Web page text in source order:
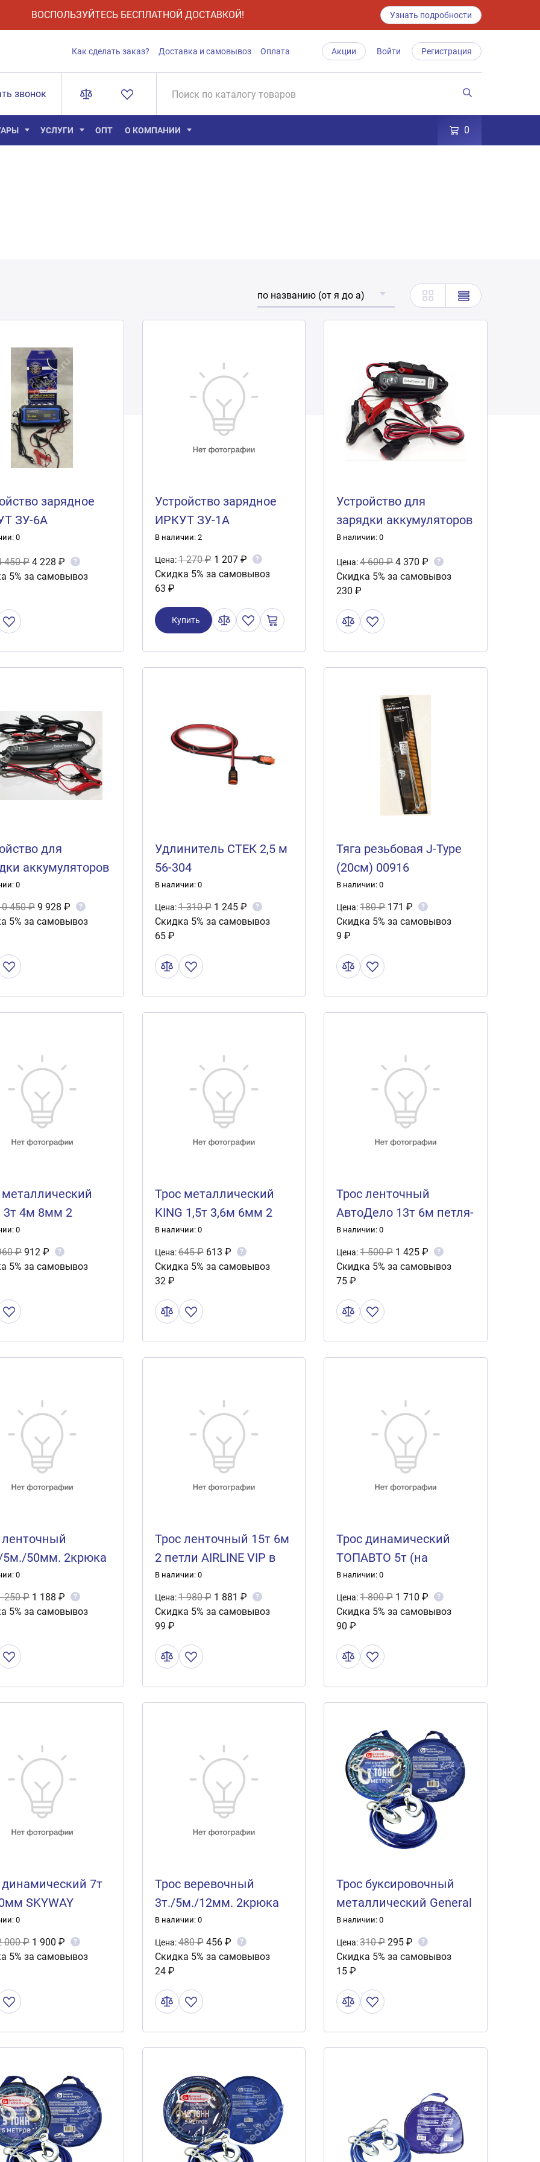
ВОСПОЛЬЗУЙТЕСЬ БЕСПЛАТНОЙ ДОСТАВКОЙ! Узнать подробности
Как сделать заказ? Доставка и самовывоз Оплата Акции Войти Регистрация
звонок
УСЛУГИ ОПТ О КОМПАНИИ 0
по названию (от я до а)
зарядное
ЗУ-6А
0
450 ₽ 4 228 ₽ ?
5% за самовывоз
Устройство зарядное
ИРКУТ ЗУ-1А
В наличии: 2
Цена:1 270 ₽ 1 207 ₽ ?
Скидка 5% за самовывоз
63 ₽
Купить
Устройство для
зарядки аккумуляторов
DekaPower 20 (2А)
В наличии: 0
Цена:4 600 ₽ 4 370 ₽ ?
Скидка 5% за самовывоз
230 ₽
для
аккумуляторов
110 (10A)
0
450 ₽ 9 928 ₽ ?
5% за самовывоз
Удлинитель СТЕК 2,5 м
56-304
В наличии: 0
Цена:1 310 ₽ 1 245 ₽ ?
Скидка 5% за самовывоз
65 ₽
Тяга резьбовая J-Type
(20см) 00916
В наличии: 0
Цена:180 ₽ 171 ₽ ?
Скидка 5% за самовывоз
9 ₽
металлический
3т 4м 8мм 2
ПВХ пакет
0
₽ 912 ₽ ?
5% за самовывоз
Трос металлический
KING 1,5т 3,6м 6мм 2
крюка ПВХ пакет
В наличии: 0
Цена:645 ₽ 613 ₽ ?
Скидка 5% за самовывоз
32 ₽
Трос ленточный
АвтоДело 13т 6м петля-
петля
В наличии: 0
Цена:1 500 ₽ 1 425 ₽ ?
Скидка 5% за самовывоз
75 ₽
ленточный
5м./50мм. 2крюка
"STAFF"
0
250 ₽ 1 188 ₽ ?
5% за самовывоз
Трос ленточный 15т 6м
2 петли AIRLINE VIP в
сумке
В наличии: 0
Цена:1 980 ₽ 1 881 ₽ ?
Скидка 5% за самовывоз
99 ₽
Трос динамический
ТОПАВТО 5т (на
разрыв) 5м 55мм 2
петли
В наличии: 0
Цена:1 800 ₽ 1 710 ₽ ?
Скидка 5% за самовывоз
90 ₽
динамический 7т
SKYWAY
0
000 ₽ 1 900 ₽ ?
5% за самовывоз
Трос веревочный
3т./5м./12мм. 2крюка
БАРНАУЛ (в пакете)
В наличии: 0
Цена:480 ₽ 456 ₽ ?
Скидка 5% за самовывоз
24 ₽
Трос буксировочный
металлический General
Technologies с крюками
5м. 7т.8мм. GT-TRM07
В наличии: 0
Цена:310 ₽ 295 ₽ ?
Скидка 5% за самовывоз
15 ₽